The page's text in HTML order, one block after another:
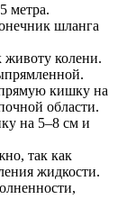
метра.
шланга
колени.
кишку на
области.
на 5–8 см и
так как
жидкости.